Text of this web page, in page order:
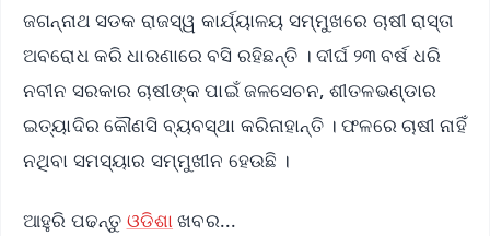
ଜଗନ୍ନାଥ ସଡକ ରାଜସ୍ୱ କାର୍ଯ୍ୟାଳୟ ସମ୍ମୁଖରେ ଚାଷୀ ରାସ୍ତା
ଅବରୋଧ କରି ଧାରଣାରେ ବସି ରହିଛନ୍ତି । ଦୀର୍ଘ ୨୩ ବର୍ଷ ଧରି
ନବୀନ ସରକାର ଚାଷୀଙ୍କ ପାଇଁ ଜଳସେଚନ, ଶୀତଳଭଣ୍ଡାର
ଇତ୍ୟାଦିର କୌଣସି ବ୍ୟବସ୍ଥା କରିନାହାନ୍ତି । ଫଳରେ ଚାଷୀ ନାହିଁ
ନଥିବା ସମସ୍ୟାର ସମ୍ମୁଖୀନ ହେଉଛି ।
ଆହୁରି ପଢନ୍ତୁ ଓଡିଶା ଖବର...